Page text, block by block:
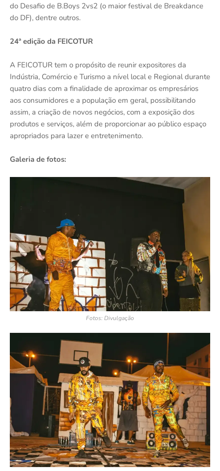
do Desafio de B.Boys 2vs2 (o maior festival de Breakdance
do DF), dentre outros.
24ª edição da FEICOTUR
A FEICOTUR tem o propósito de reunir expositores da
Indústria, Comércio e Turismo a nível local e Regional durante
quatro dias com a finalidade de aproximar os empresários
aos consumidores e a população em geral, possibilitando
assim, a criação de novos negócios, com a exposição dos
produtos e serviços, além de proporcionar ao público espaço
apropriados para lazer e entretenimento.
Galeria de fotos:
Fotos: Divulgação